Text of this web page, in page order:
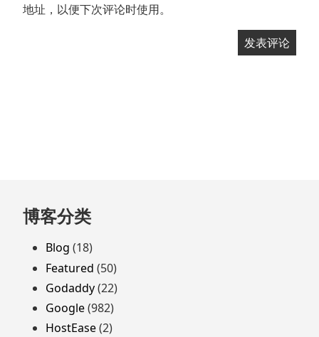
地址，以便下次评论时使用。
跳
至
页
脚
博客分类
Blog (18)
Featured (50)
Godaddy(22)
Google(982)
HostEase(2)